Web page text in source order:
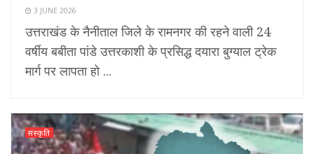
3 JUNE 2026
उत्तराखंड के नैनीताल जिले के रामनगर की रहने वाली 24
वर्षीय बबीता पांडे उत्तरकाशी के प्रसिद्ध दयारा बुग्याल ट्रेक
मार्ग पर लापता हो ...
संस्कृति